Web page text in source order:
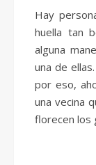
Hay personas que llegan a tu vida dejando una
huella tan
alguna
una de
por eso,
una vecina
florecen los